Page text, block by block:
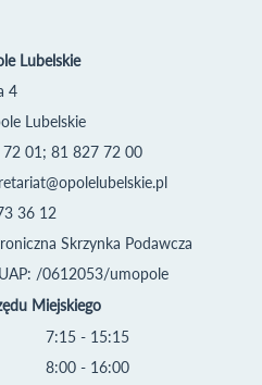
Lubelskie
4
Lubelskie
01; 81 827 72 00
36 12
Skrzynka Podawcza
/0612053/umopole
Miejskiego
7:15 - 15:15
8:00 - 16:00